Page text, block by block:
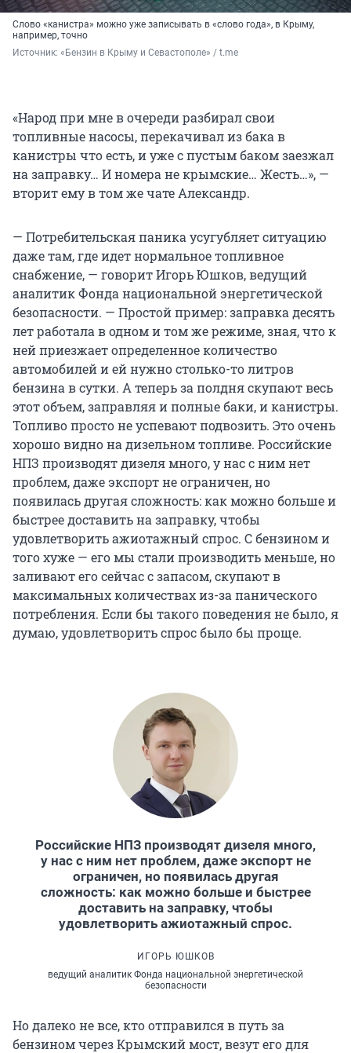
Слово «канистра» можно уже записывать в «слово года», в Крыму,
например, точно
Источник: «Бензин в Крыму и Севастополе» / t.me
«Народ при мне в очереди разбирал свои
топливные насосы, перекачивал из бака в
канистры что есть, и уже с пустым баком заезжал
на заправку… И номера не крымские… Жесть…», —
вторит ему в том же чате Александр.
— Потребительская паника усугубляет ситуацию
даже там, где идет нормальное топливное
снабжение, — говорит Игорь Юшков, ведущий
аналитик Фонда национальной энергетической
безопасности. — Простой пример: заправка десять
лет работала в одном и том же режиме, зная, что к
ней приезжает определенное количество
автомобилей и ей нужно столько-то литров
бензина в сутки. А теперь за полдня скупают весь
этот объем, заправляя и полные баки, и канистры.
Топливо просто не успевают подвозить. Это очень
хорошо видно на дизельном топливе. Российские
НПЗ производят дизеля много, у нас с ним нет
проблем, даже экспорт не ограничен, но
появилась другая сложность: как можно больше и
быстрее доставить на заправку, чтобы
удовлетворить ажиотажный спрос. С бензином и
того хуже — его мы стали производить меньше, но
заливают его сейчас с запасом, скупают в
максимальных количествах из-за панического
потребления. Если бы такого поведения не было, я
думаю, удовлетворить спрос было бы проще.
Российские НПЗ производят дизеля много,
у нас с ним нет проблем, даже экспорт не
ограничен, но появилась другая
сложность: как можно больше и быстрее
доставить на заправку, чтобы
удовлетворить ажиотажный спрос.
ИГОРЬ ЮШКОВ
ведущий аналитик Фонда национальной энергетической
безопасности
Но далеко не все, кто отправился в путь за
бензином через Крымский мост, везут его для